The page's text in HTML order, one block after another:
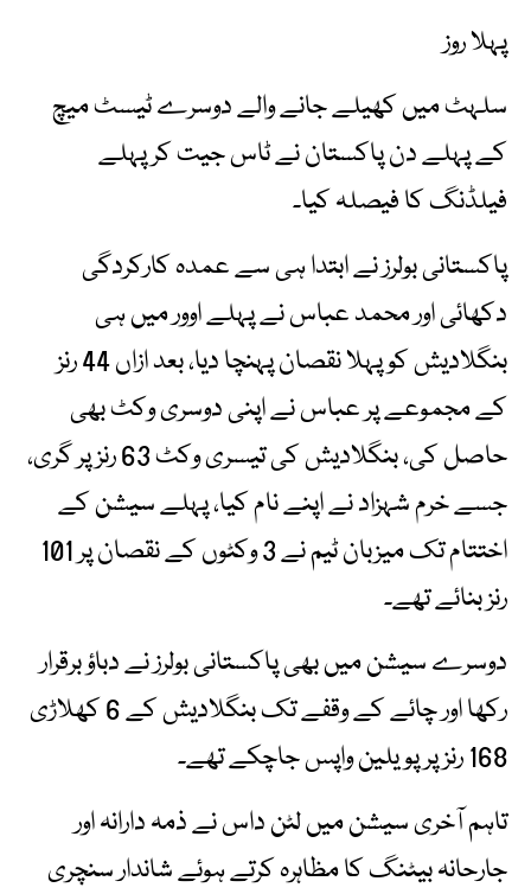
پہلا روز
سلہٹ میں کھیلے جانے والے دوسرے ٹیسٹ میچ
کے پہلے دن پاکستان نے ٹاس جیت کر پہلے
فیلڈنگ کا فیصلہ کیا۔
پاکستانی بولرز نے ابتدا ہی سے عمدہ کارکردگی
دکھائی اور محمد عباس نے پہلے اوور میں ہی
بنگلادیش کو پہلا نقصان پہنچا دیا، بعد ازاں 44 رنز
کے مجموعے پر عباس نے اپنی دوسری وکٹ بھی
حاصل کی، بنگلادیش کی تیسری وکٹ 63 رنز پر گری،
جسے خرم شہزاد نے اپنے نام کیا، پہلے سیشن کے
اختتام تک میزبان ٹیم نے 3 وکٹوں کے نقصان پر 101
رنز بنائے تھے۔
دوسرے سیشن میں بھی پاکستانی بولرز نے دباؤ برقرار
رکھا اور چائے کے وقفے تک بنگلادیش کے 6 کھلاڑی
168 رنز پر پویلین واپس جاچکے تھے۔
تاہم آخری سیشن میں لٹن داس نے ذمہ دارانہ اور
جارحانہ بیٹنگ کا مظاہرہ کرتے ہوئے شاندار سنچری